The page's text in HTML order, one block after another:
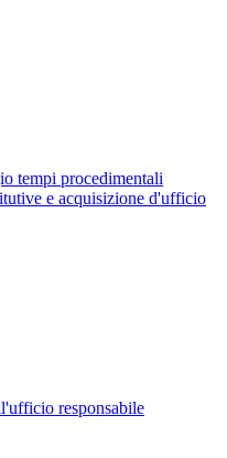
tempi procedimentali
e acquisizione d'ufficio
responsabile